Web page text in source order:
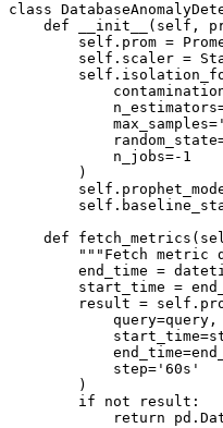
class
def __init__(self,
self.prom =
self.scaler =
            n_jobs=-1
        )
def
"""Fetch metric
end_time =
start_time =
result =
            query=query,
            step='60s'
        )
        if not result:
return